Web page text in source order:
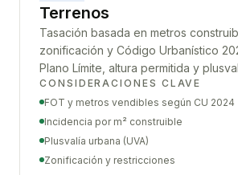
Terrenos
Tasación basada en metros
zonificación y Código Urbanístico
Plano Límite, altura permitida y
CONSIDERACIONES CLAVE
FOT y metros vendibles según CU 2024
Incidencia por m² construible
Plusvalía urbana (UVA)
Zonificación y restricciones